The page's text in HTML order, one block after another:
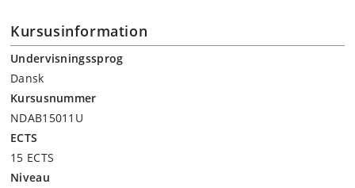
Kursusinformation
Undervisningssprog
Dansk
Kursusnummer
NDAB15011U
ECTS
15 ECTS
Niveau